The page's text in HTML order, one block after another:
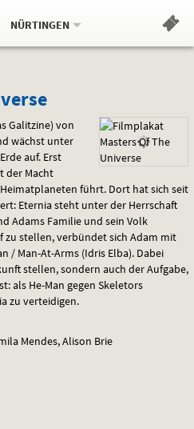
Standort:
NÜRTINGEN.
Galitzine) von
wächst unter
auf. Erst
der Macht
führt. Dort hat sich seit
Eternia steht unter der Herrschaft
Adams Familie und sein Volk
zu stellen, verbündet sich Adam mit
/ Man-At-Arms (Idris Elba). Dabei
stellen, sondern auch der Aufgabe,
als He-Man gegen Skeletors
zu verteidigen.
Mendes, Alison Brie